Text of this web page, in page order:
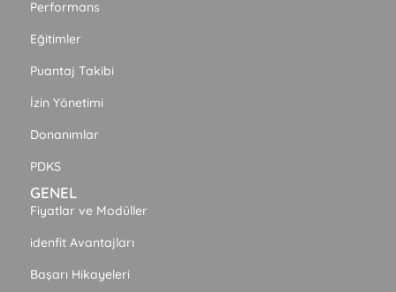
Performans
Eğitimler
Puantaj Takibi
İzin Yönetimi
Donanımlar
PDKS
GENEL
Fiyatlar ve Modüller
idenfit Avantajları
Başarı Hikayeleri